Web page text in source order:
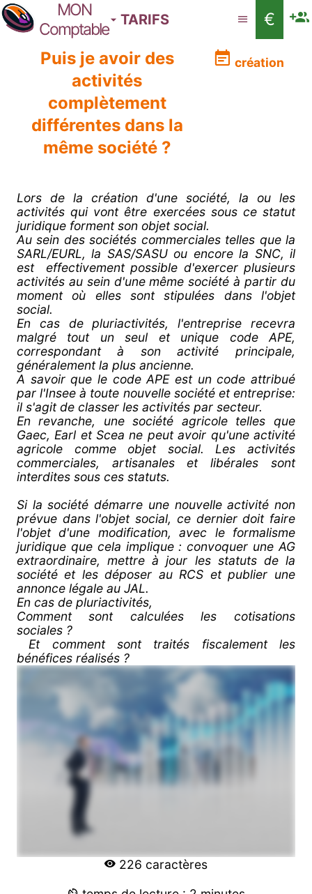
MON
Comptable
TARIFS
€
Puis je avoir des
activités
complètement
différentes dans la
même société ?
création
Lors de la création d'une société, la ou les
activités qui vont être exercées sous ce statut
juridique forment son objet social.
Au sein des sociétés commerciales telles que la
SARL/EURL, la SAS/SASU ou encore la SNC, il
est effectivement possible d'exercer plusieurs
activités au sein d'une même société à partir du
moment où elles sont stipulées dans l'objet
social.
En cas de pluriactivités, l'entreprise recevra
malgré tout un seul et unique code APE,
correspondant à son activité principale,
généralement la plus ancienne.
A savoir que le code APE est un code attribué
par l'Insee à toute nouvelle société et entreprise:
il s'agit de classer les activités par secteur.
En revanche, une société agricole telles que
Gaec, Earl et Scea ne peut avoir qu'une activité
agricole comme objet social. Les activités
commerciales, artisanales et libérales sont
interdites sous ces statuts.
Si la société démarre une nouvelle activité non
prévue dans l'objet social, ce dernier doit faire
l'objet d'une modification, avec le formalisme
juridique que cela implique : convoquer une AG
extraordinaire, mettre à jour les statuts de la
société et les déposer au RCS et publier une
annonce légale au JAL.
En cas de pluriactivités,
Comment sont calculées les cotisations
sociales ?
Et comment sont traités fiscalement les
bénéfices réalisés ?
226 caractères